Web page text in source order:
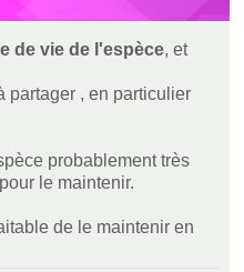
de vie de l'espèce, et
partager , en particulier
probablement très
le maintenir.
de le maintenir en